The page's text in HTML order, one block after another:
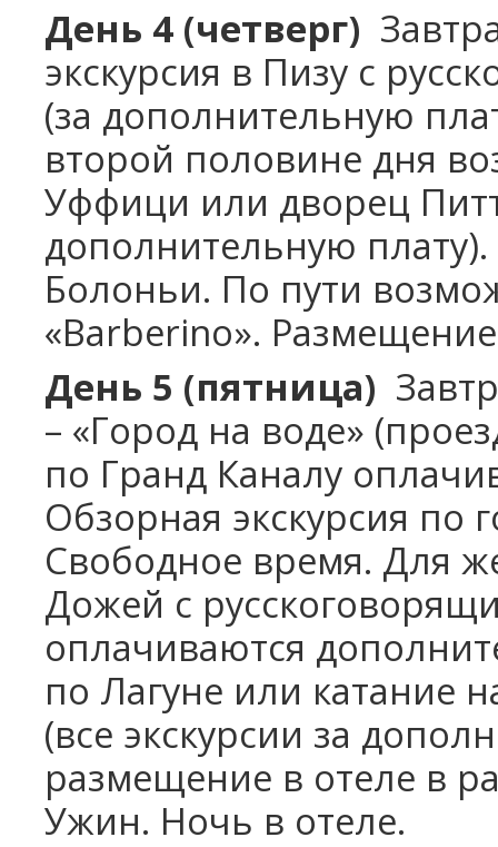
День 4 (четверг)
экскурсия в Пизу с
(за дополнительную
второй половине дня
Уффици или дворец
дополнительную
Болоньи. По пути
«Barberino».
День 5 (пятница)
– «Город на воде»
по Гранд Каналу
Обзорная экскурсия по
Свободное время. Для
Дожей с
оплачиваются
по Лагуне или катание
(все экскурсии за
размещение в отеле в
Ужин. Ночь в отеле.